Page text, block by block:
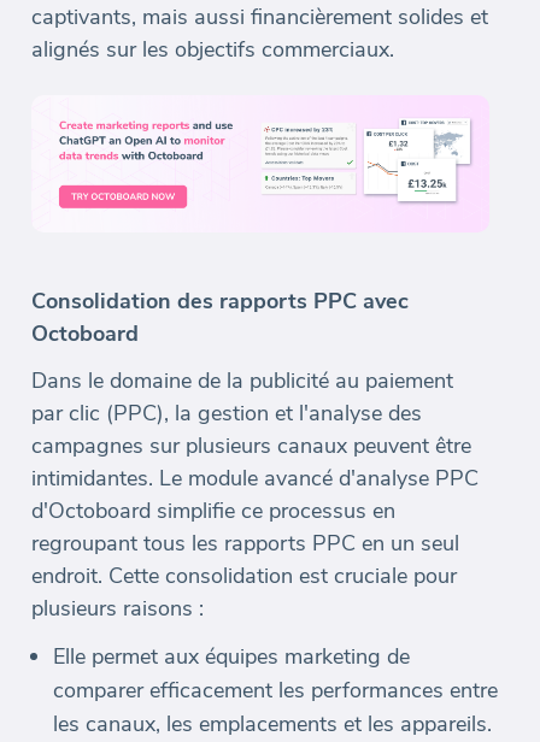
captivants, mais aussi financièrement solides et
alignés sur les objectifs commerciaux.
Consolidation des rapports PPC avec
Octoboard
Dans le domaine de la publicité au paiement
par clic (PPC), la gestion et l'analyse des
campagnes sur plusieurs canaux peuvent être
intimidantes. Le module avancé d'analyse PPC
d'Octoboard simplifie ce processus en
regroupant tous les rapports PPC en un seul
endroit. Cette consolidation est cruciale pour
plusieurs raisons :
Elle permet aux équipes marketing de
comparer efficacement les performances entre
les canaux, les emplacements et les appareils.